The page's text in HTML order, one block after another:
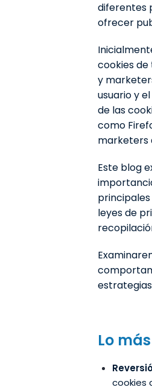
diferentes
ofrecer
cookies
y
usuario y
de las
como
marketers
Este blog
leyes de
Lo
cookies